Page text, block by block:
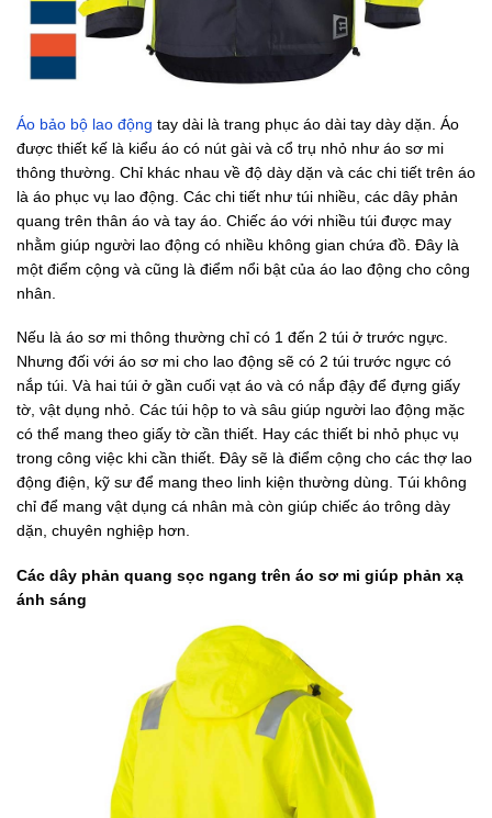
Áo bảo bộ lao động tay dài là trang phục áo dài tay dày dặn. Áo
được thiết kế là kiểu áo có nút gài và cổ trụ nhỏ như áo sơ mi
thông thường. Chỉ khác nhau về độ dày dặn và các chi tiết trên áo
là áo phục vụ lao động. Các chi tiết như túi nhiều, các dây phản
quang trên thân áo và tay áo. Chiếc áo với nhiều túi được may
nhằm giúp người lao động có nhiều không gian chứa đồ. Đây là
một điểm cộng và cũng là điểm nổi bật của áo lao động cho công
nhân.
Nếu là áo sơ mi thông thường chỉ có 1 đến 2 túi ở trước ngực.
Nhưng đối với áo sơ mi cho lao động sẽ có 2 túi trước ngực có
nắp túi. Và hai túi ở gần cuối vạt áo và có nắp đậy để đựng giấy
tờ, vật dụng nhỏ. Các túi hộp to và sâu giúp người lao động mặc
có thể mang theo giấy tờ cần thiết. Hay các thiết bi nhỏ phục vụ
trong công việc khi cần thiết. Đây sẽ là điểm cộng cho các thợ lao
động điện, kỹ sư để mang theo linh kiện thường dùng. Túi không
chỉ để mang vật dụng cá nhân mà còn giúp chiếc áo trông dày
dặn, chuyên nghiệp hơn.
Các dây phản quang sọc ngang trên áo sơ mi giúp phản xạ
ánh sáng